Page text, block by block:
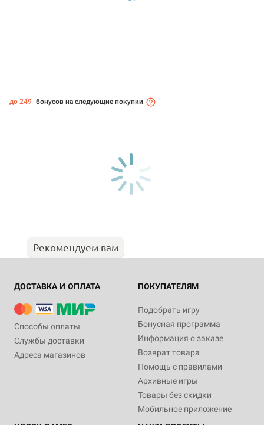
до 249 бонусов на следующие покупки
Рекомендуем вам
ДОСТАВКА И ОПЛАТА
Способы оплаты
Службы доставки
Адреса магазинов
ПОКУПАТЕЛЯМ
Подобрать игру
Бонусная программа
Информация о заказе
Возврат товара
Помощь с правилами
Архивные игры
Товары без скидки
Мобильное приложение